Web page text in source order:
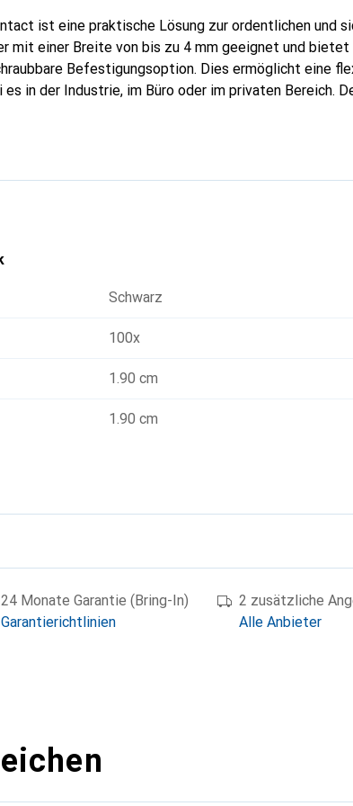
ist eine praktische Lösung zur ordentlichen und
mit einer Breite von bis zu 4 mm geeignet und
Befestigungsoption. Dies ermöglicht eine
es in der Industrie, im Büro oder im privaten Bereich.
mm x 19 mm und einer Höhe von 5 mm ist er
Handhabung und Organisation von Kabeln erheblich
was eine kosteneffiziente Lösung für grössere
Schwarz
100x
1.90 cm
1.90 cm
24 Monate Garantie (Bring-In)
Garantierichtlinien
2 zusätzliche
Alle Anbieter